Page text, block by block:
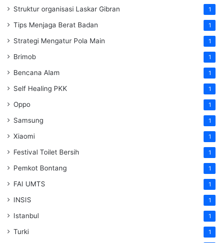
Struktur organisasi Laskar Gibran 1
Tips Menjaga Berat Badan 1
Strategi Mengatur Pola Main 1
Brimob 1
Bencana Alam 1
Self Healing PKK 1
Oppo 1
Samsung 1
Xiaomi 1
Festival Toilet Bersih 1
Pemkot Bontang 1
FAI UMTS 1
INSIS 1
Istanbul 1
Turki 1